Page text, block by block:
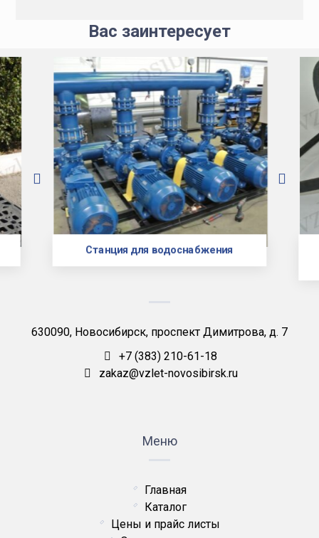
Вас заинтересует
Станция для водоснабжения
630090, Новосибирск, проспект Димитрова, д. 7
+7 (383) 210-61-18
zakaz@vzlet-novosibirsk.ru
Меню
Главная
Каталог
Цены и прайс листы